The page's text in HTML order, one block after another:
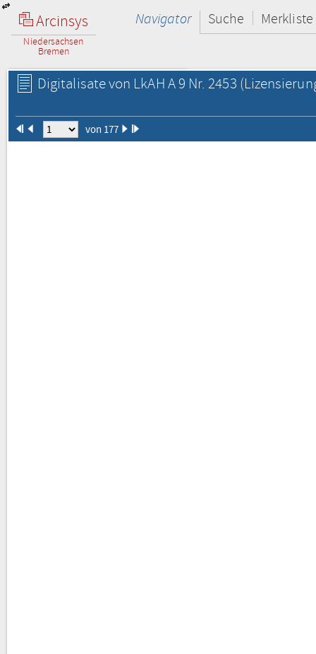
Arcinsys
Niedersachsen
Bremen
Navigator Suche Merkliste
Digitalisate von LkAH A 9 Nr. 2453
von 177